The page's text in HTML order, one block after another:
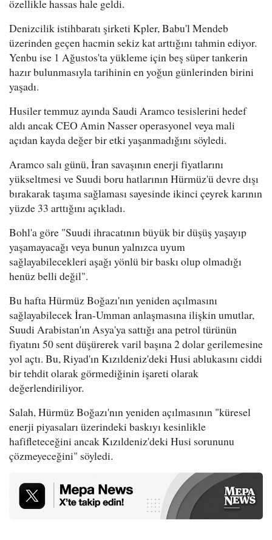
özellikle hassas hale geldi.
Denizcilik istihbaratı şirketi Kpler, Babu'l Mendeb
üzerinden geçen hacmin sekiz kat arttığını tahmin ediyor.
Yenbu ise 1 Ağustos'ta yükleme için beş süper tankerin
hazır bulunmasıyla tarihinin en yoğun günlerinden birini
yaşadı.
Husiler temmuz ayında Saudi Aramco tesislerini hedef
aldı ancak CEO Amin Nasser operasyonel veya mali
açıdan kayda değer bir etki yaşanmadığını söyledi.
Aramco salı günü, İran savaşının enerji fiyatlarını
yükseltmesi ve Suudi boru hatlarının Hürmüz'ü devre dışı
bırakarak taşıma sağlaması sayesinde ikinci çeyrek karının
yüzde 33 arttığını açıkladı.
Bohl'a göre "Suudi ihracatının büyük bir düşüş yaşayıp
yaşamayacağı veya bunun yalnızca uyum
sağlayabilecekleri aşağı yönlü bir baskı olup olmadığı
henüz belli değil".
Bu hafta Hürmüz Boğazı'nın yeniden açılmasını
sağlayabilecek İran-Umman anlaşmasına ilişkin umutlar,
Suudi Arabistan'ın Asya'ya sattığı ana petrol türünün
fiyatını 50 sent düşürerek varil başına 2 dolar gerilemesine
yol açtı. Bu, Riyad'ın Kızıldeniz'deki Husi ablukasını ciddi
bir tehdit olarak görmediğinin işareti olarak
değerlendiriliyor.
Salah, Hürmüz Boğazı'nın yeniden açılmasının "küresel
enerji piyasaları üzerindeki baskıyı kesinlikle
hafifleteceğini ancak Kızıldeniz'deki Husi sorununu
çözmeyeceğini" söyledi.